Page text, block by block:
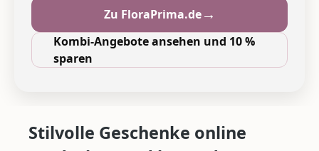
Zu FloraPrima.de→
Kombi-Angebote ansehen und 10 %
sparen
Stilvolle Geschenke online